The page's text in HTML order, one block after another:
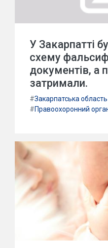
У Закарпатті
схему
документів, а
затримали.
#Закарпатська область
#Правоохоронний